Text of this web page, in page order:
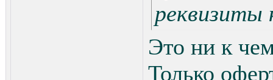
реквизиты
Это ни к
Только